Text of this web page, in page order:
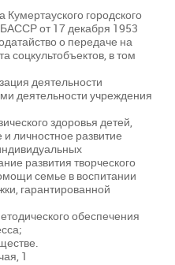
городского
от 17 декабря 1953
о передаче на
соцкультобъектов, в том
деятельности
деятельности учреждения
здоровья детей,
личностное развитие
развития творческого
семье в воспитании
гарантированной
обеспечения
1